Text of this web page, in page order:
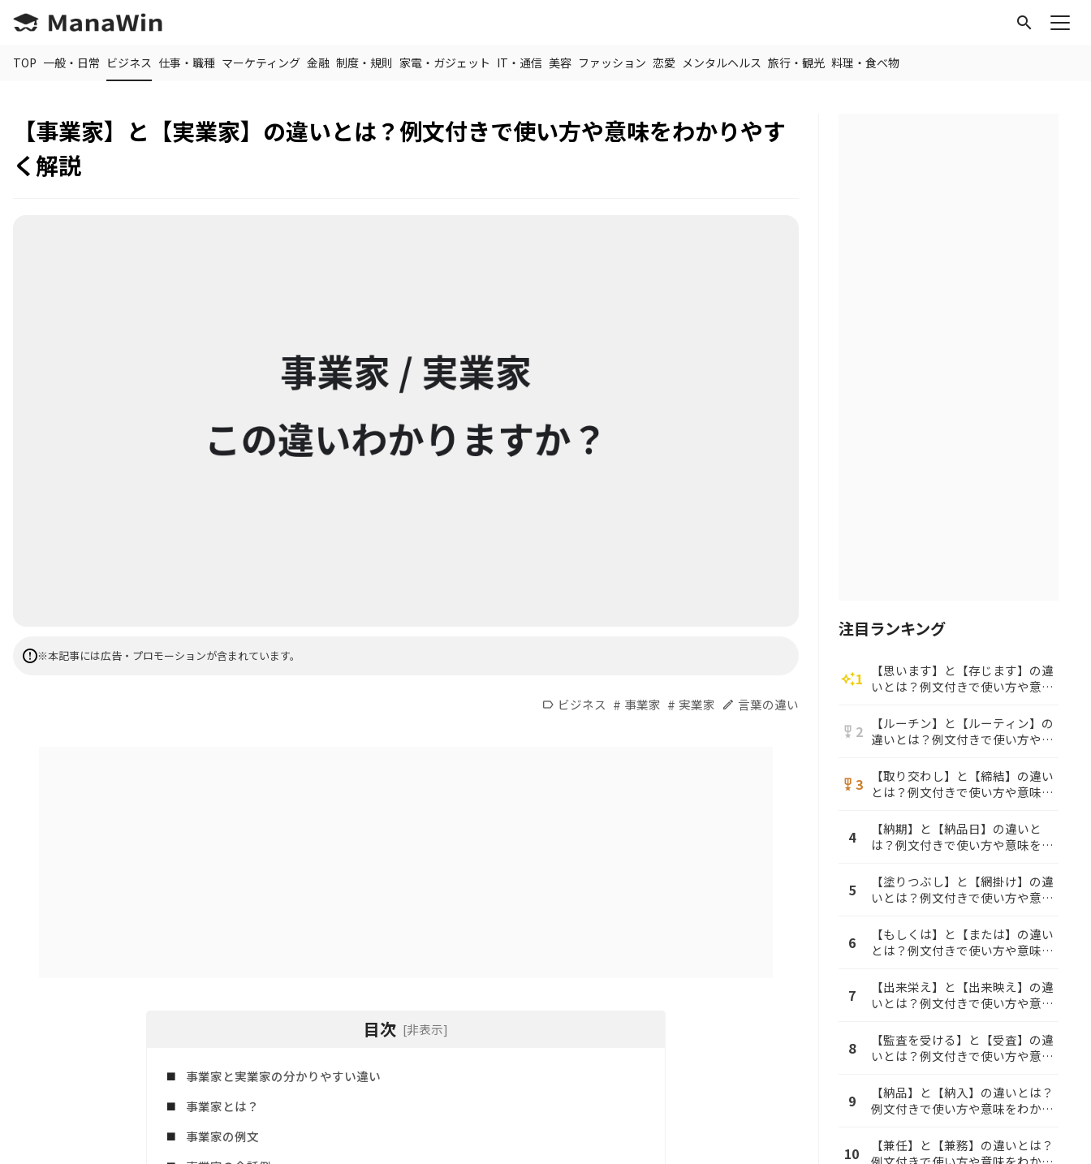
search
TOP 一般・日常 ビジネス 仕事・職種 マーケティング 金融 制度・規則 家電・ガジェット IT・通信 美容 ファッション 恋愛 メンタルヘルス 旅行・観光 料理・食べ物
【事業家】と【実業家】の違いとは？例文付きで使い方や意味をわかりやす
く解説
※本記事には広告・プロモーションが含まれています。
label ビジネス # 事業家 # 実業家 edit 言葉の違い
目次 [非表示]
事業家と実業家の分かりやすい違い
事業家とは？
事業家の例文
注目ランキング
auto_awesome1
【思います】と【存じます】の違
いとは？例文付きで使い方や意味
military_tech 2
【ルーチン】と【ルーティン】の
違いとは？例文付きで使い方や意
military_tech 3
【取り交わし】と【締結】の違い
とは？例文付きで使い方や意味を
4
【納期】と【納品日】の違いと
は？例文付きで使い方や意味をわ
5
【塗りつぶし】と【網掛け】の違
いとは？例文付きで使い方や意味
6
【もしくは】と【または】の違い
とは？例文付きで使い方や意味を
7
【出来栄え】と【出来映え】の違
いとは？例文付きで使い方や意味
8
【監査を受ける】と【受査】の違
いとは？例文付きで使い方や意味
9
【納品】と【納入】の違いとは？
例文付きで使い方や意味をわかり
10
【兼任】と【兼務】の違いとは？